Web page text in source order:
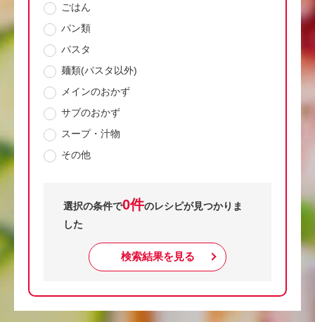
ごはん
パン類
パスタ
麺類(パスタ以外)
メインのおかず
サブのおかず
スープ・汁物
その他
選択の条件で0件のレシピが見つかりま
した
検索結果を見る